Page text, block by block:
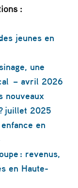
:
jeunes en
une
– avril 2026
nouveaux
juillet 2025
en
: revenus,
en Haute-